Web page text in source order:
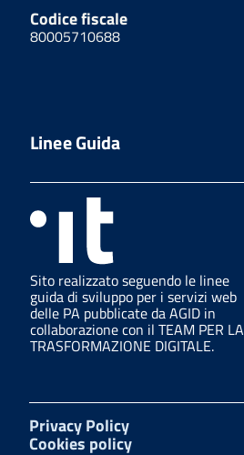
Codice fiscale
80005710688
Linee Guida
Sito realizzato seguendo le linee
guida di sviluppo per i servizi web
delle PA pubblicate da AGID in
collaborazione con il TEAM PER LA
TRASFORMAZIONE DIGITALE.
Privacy Policy
Cookies policy